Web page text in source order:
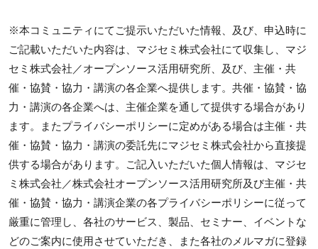
※本コミュニティにてご提示いただいた情報、及び、申込時に
ご記載いただいた内容は、マジセミ株式会社にて収集し、マジ
セミ株式会社／オープンソース活用研究所、及び、主催・共
催・協賛・協力・講演の各企業へ提供します。共催・協賛・協
力・講演の各企業へは、主催企業を通して提供する場合があり
ます。またプライバシーポリシーに定めがある場合は主催・共
催・協賛・協力・講演の委託先にマジセミ株式会社から直接提
供する場合があります。ご記入いただいた個人情報は、マジセ
ミ株式会社／株式会社オープンソース活用研究所及び主催・共
催・協賛・協力・講演企業の各プライバシーポリシーに従って
厳重に管理し、各社のサービス、製品、セミナー、イベントな
どのご案内に使用させていただき、また各社のメルマガに登録